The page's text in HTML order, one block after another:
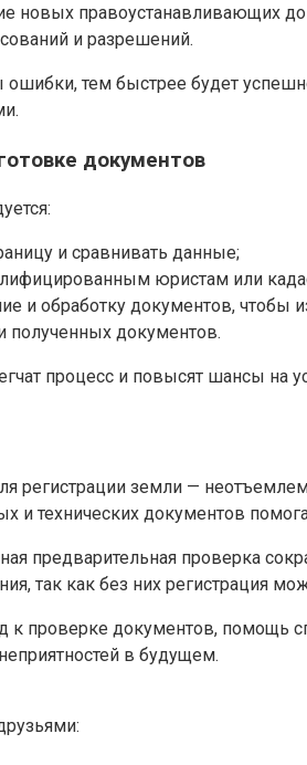
новых правоустанавливающих
и разрешений.
тем быстрее будет
документов
и сравнивать данные;
юристам или
и обработку документов, чтобы
полученных документов.
процесс и повысят шансы
регистрации земли —
и технических документов
предварительная проверка
так как без них регистрация
к проверке документов,
в будущем.